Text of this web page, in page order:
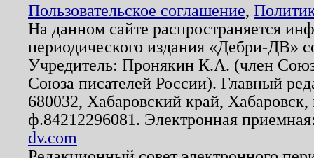
Пользовательское соглашение,
На данном сайте распространяется
периодического издания «Дебри-ДВ»
Учредитель: Пронякин К.А. (член
Союза писателей России). Главный
680032, Хабаровский край,
ф.84212296081. Электронная
dv.com